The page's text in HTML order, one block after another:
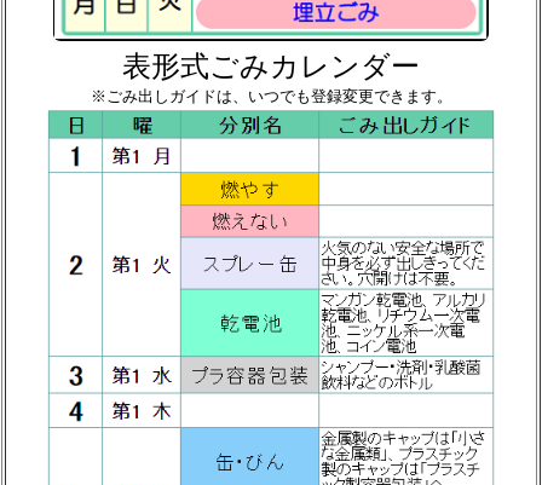
表形式ごみカレンダー
※ごみ出しガイドは、いつでも登録変更できます。